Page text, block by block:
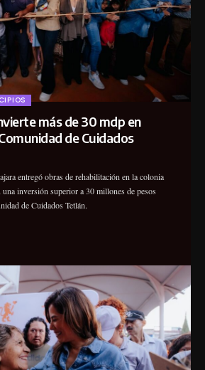
más de 30 mdp en
de Cuidados
entregó obras de rehabilitación en la colonia
inversión superior a 30 millones de pesos
de Cuidados Tetlán.